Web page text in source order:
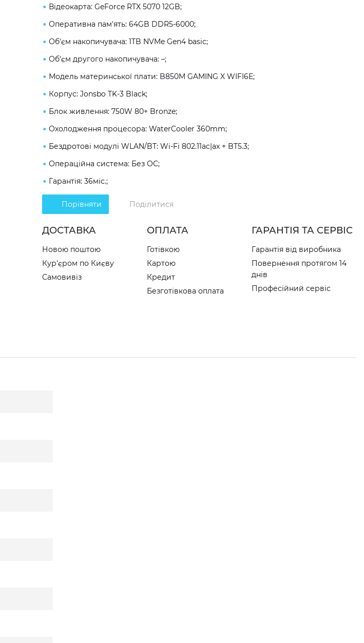
Відеокарта: GeForce RTX 5070 12GB;
Оперативна пам'ять: 64GB DDR5-6000;
Об'єм накопичувача: 1TB NVMe Gen4 basic;
Об'єм другого накопичувача: –;
Модель материнської плати: B850M GAMING X WIFI6E;
Корпус: Jonsbo TK-3 Black;
Блок живлення: 750W 80+ Bronze;
Охолодження процесора: WaterCooler 360mm;
Бездротові модулі WLAN/BT: Wi-Fi 802.11ac|ax + BT5.3;
Операційна система: Без ОС;
Гарантія: 36міс.;
Порівняти Поділитися
ДОСТАВКА
Новою поштою
Кур'єром по Києву
Самовивіз
ОПЛАТА
Готівкою
Картою
Кредит
Безготівкова оплата
ГАРАНТІЯ ТА СЕРВІС
Гарантія від виробника
Повернення протягом 14
днів
Професійний сервіс